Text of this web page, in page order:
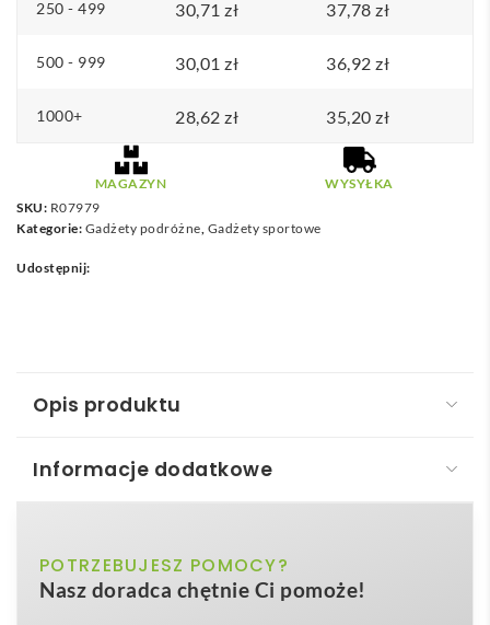
250 - 499 30,71 zł 37,78 zł
500 - 999 30,01 zł 36,92 zł
1000+ 28,62 zł 35,20 zł
MAGAZYN
WYSYŁKA
SKU: R07979
Kategorie: Gadżety podróżne, Gadżety sportowe
Udostępnij:
Opis produktu
wielofunkcyjne rozwiązanie łączące wygodę,
trwałość i skuteczną promocję marki. Wykonany z
Informacje dodatkowe
Kolor
czarny, czerwony, jasnozielony, niebieski,
szary
POTRZEBUJESZ POMOCY?
Nasz doradca chętnie Ci pomoże!